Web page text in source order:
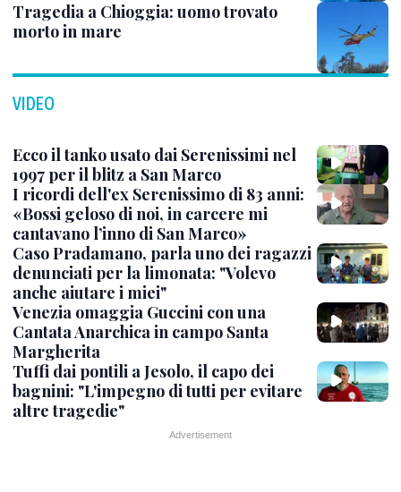
Tragedia a Chioggia: uomo trovato
morto in mare
VIDEO
Ecco il tanko usato dai Serenissimi nel
1997 per il blitz a San Marco
I ricordi dell'ex Serenissimo di 83 anni:
«Bossi geloso di noi, in carcere mi
cantavano l’inno di San Marco»
Caso Pradamano, parla uno dei ragazzi
denunciati per la limonata: "Volevo
anche aiutare i miei"
Venezia omaggia Guccini con una
Cantata Anarchica in campo Santa
Margherita
Tuffi dai pontili a Jesolo, il capo dei
bagnini: "L'impegno di tutti per evitare
altre tragedie"